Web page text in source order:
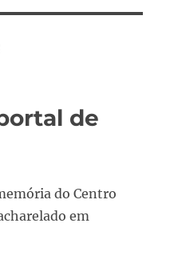
de
do Centro
em